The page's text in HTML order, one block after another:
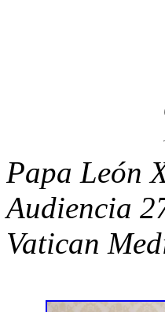
Papa León
Audiencia
Vatican